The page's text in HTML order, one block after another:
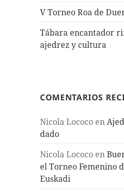
V Torneo Roa de
Tábara encantador
ajedrez y cultura
COMENTARIOS
Nicola Lococo en
dado
Nicola Lococo en
el Torneo Femenino
Euskadi